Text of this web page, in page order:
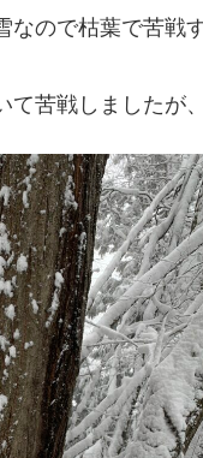
なので枯葉で苦戦
苦戦しましたが